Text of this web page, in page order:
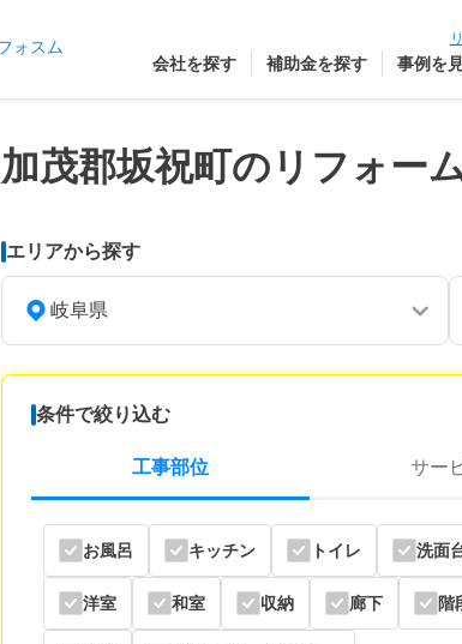
会社を探す 補助金を探す 事例を
加茂郡坂祝町のリフォー
エリアから探す
岐阜県
条件で絞り込む
工事部位 サー
お風呂 キッチン トイレ 洗面
洋室 和室 収納 廊下 階